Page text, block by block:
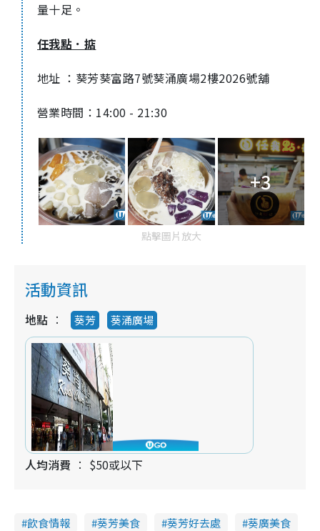
量十足。
任我點．掂
地址 ：葵芳葵富路7號葵涌廣場2樓2026號舖
營業時間：14:00 - 21:30
+3
點擊圖片放大
活動資訊
地點 葵芳 葵涌廣場
人均消費 $50或以下
飲食情報 葵芳美食 葵芳好去處
葵廣美食